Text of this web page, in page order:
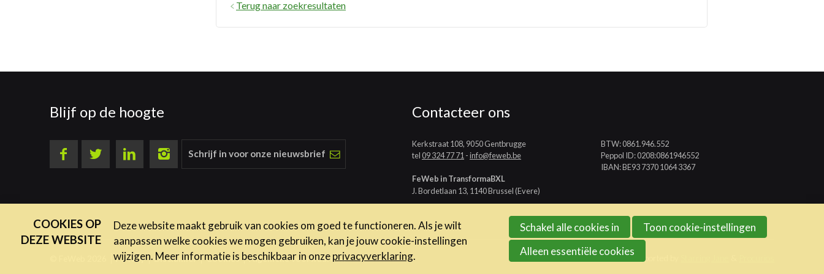
Terug naar zoekresultaten
Blijf op de hoogte
Schrijf in voor onze nieuwsbrief
Contacteer ons
Kerkstraat 108, 9050 Gentbrugge
tel09 324 77 71 -info@feweb.be
FeWeb in TransformaBXL
J. Bordetlaan 13, 1140 Brussel (Evere)
BTW: 0861.946.552
Peppol ID: 0208:0861946552
IBAN: BE93 7370 1064 3367
Privacy Disclaimer Cookies Algemene voorwaarden Website created and supported by
COOKIES OP
DEZE WEBSITE
Deze website maakt gebruik van cookies om goed te functioneren. Als je wilt
aanpassen welke cookies we mogen gebruiken, kan je jouw cookie-instellingen
wijzigen. Meer informatie is beschikbaar in onzeprivacyverklaring.
Schakel alle cookies in
Toon cookie-instellingen
Alleen essentiële cookies